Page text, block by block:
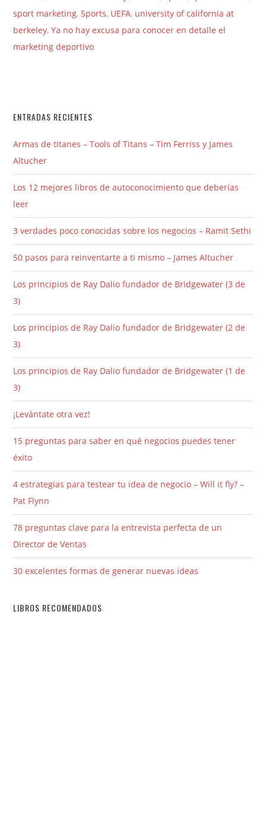
sport marketing,Sports, UEFA, university of california at
berkeley,Ya no hay excusa para conocer en detalle el
marketing deportivo
ENTRADAS RECIENTES
Armas de titanes – Tools of Titans – Tim Ferriss y James
Altucher
Los 12 mejores libros de autoconocimiento que deberías
leer
3 verdades poco conocidas sobre los negocios – Ramit Sethi
50 pasos para reinventarte a ti mismo – James Altucher
Los principios de Ray Dalio fundador de Bridgewater (3 de
3)
Los principios de Ray Dalio fundador de Bridgewater (2 de
3)
Los principios de Ray Dalio fundador de Bridgewater (1 de
3)
¡Levántate otra vez!
15 preguntas para saber en qué negocios puedes tener
éxito
4 estrategias para testear tu idea de negocio – Will it fly? –
Pat Flynn
78 preguntas clave para la entrevista perfecta de un
Director de Ventas
30 excelentes formas de generar nuevas ideas
LIBROS RECOMENDADOS